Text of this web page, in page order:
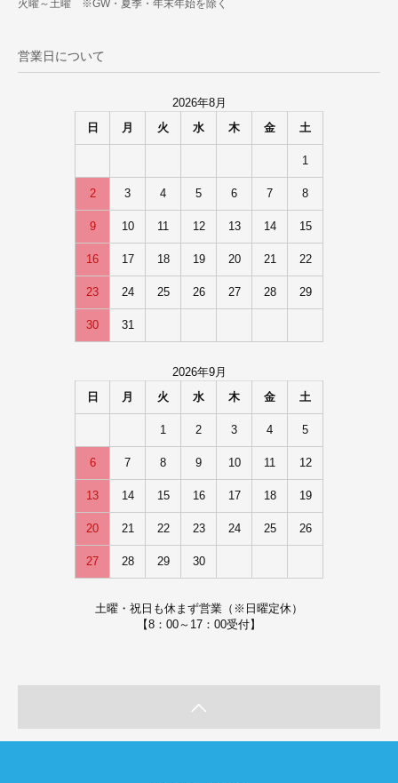
火曜～土曜 ※GW・夏季・年末年始を除く
営業日について
2026年8月
日
月 火 水 木 金 土
1
2 3 4 5 6 7 8
9 10 11 12 13 14 15
16 17 18 19 20 21 22
23 24 25 26 27 28 29
30 31
2026年9月
日
月 火 水 木 金 土
1 2 3 4 5
6 7 8 9 10 11 12
13 14 15 16 17 18 19
20 21 22 23 24 25 26
27 28 29 30
土曜・祝日も休まず営業（※日曜定休）
【8：00～17：00受付】